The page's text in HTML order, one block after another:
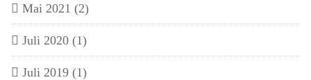
Mai 2021 (2)
Juli 2020 (1)
Juli 2019 (1)